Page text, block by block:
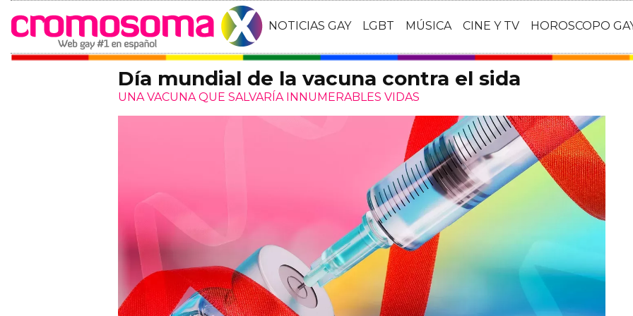
NOTICIAS GAY LGBT MÚSICA CINE Y TV HOROSCOPO
Día mundial de la vacuna contra el sida
UNA VACUNA QUE SALVARÍA INNUMERABLES VIDAS